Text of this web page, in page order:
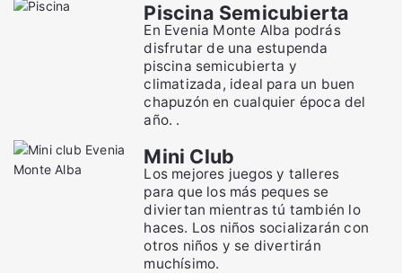
Piscina Semicubierta
En Evenia Monte Alba podrás
disfrutar de una estupenda
piscina semicubierta y
climatizada, ideal para un buen
chapuzón en cualquier época del
año. .
Mini Club
Los mejores juegos y talleres
para que los más peques se
diviertan mientras tú también lo
haces. Los niños socializarán con
otros niños y se divertirán
muchísimo.